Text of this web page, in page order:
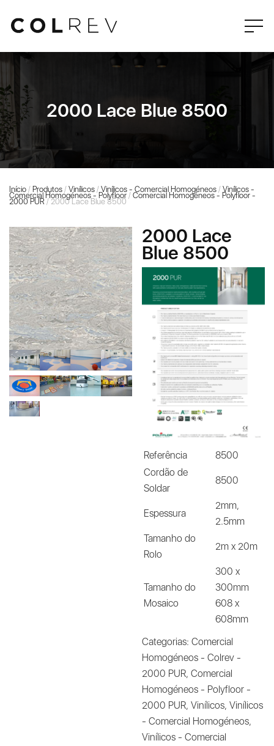
2000 Lace Blue 8500
Início / Produtos / Vinílicos / Vinílicos - Comercial Homogéneos / Vinílicos -
Comercial Homogéneos - Polyfloor / Comercial Homogéneos - Polyfloor -
2000 PUR / 2000 Lace Blue 8500
2000 Lace
Blue 8500
Referência
8500
Cordão de
Soldar
8500
Espessura
2mm,
2.5mm
Tamanho do
Rolo
2m x 20m
Tamanho do
Mosaico
300 x
300mm
608 x
608mm
Categorias:Comercial
Homogéneos - Colrev -
2000 PUR,Comercial
Homogéneos - Polyfloor -
2000 PUR,Vinílicos,Vinílicos
- Comercial Homogéneos,
Vinílicos - Comercial